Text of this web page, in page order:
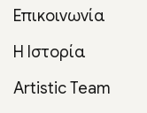
Επικοινωνία
Η Ιστορία
Artistic Team